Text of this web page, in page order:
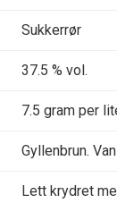
Sukkerrør
37.5 % vol.
7.5 gram per
Gyllenbrun.
Lett krydret